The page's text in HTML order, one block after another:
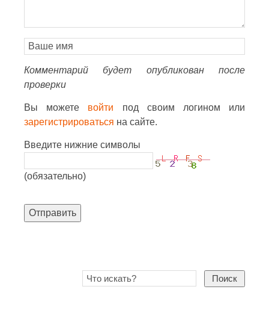
Комментарий будет опубликован после
проверки
Вы можете войти под своим логином или
зарегистрироваться на сайте.
Введите нижние символы
(обязательно)
Отправить
Поиск